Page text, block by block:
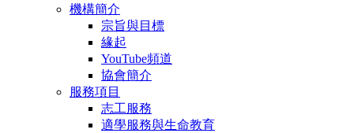
機構簡介
宗旨與目標
緣起
YouTube頻道
協會簡介
服務項目
志工服務
適學服務與生命教育